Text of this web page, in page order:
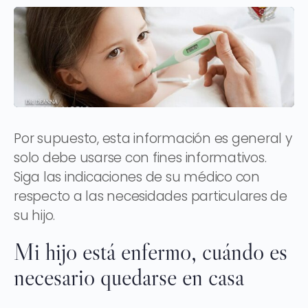
Por supuesto, esta información es general y
solo debe usarse con fines informativos.
Siga las indicaciones de su médico con
respecto a las necesidades particulares de
su hijo.
Mi hijo está enfermo, cuándo es
necesario quedarse en casa